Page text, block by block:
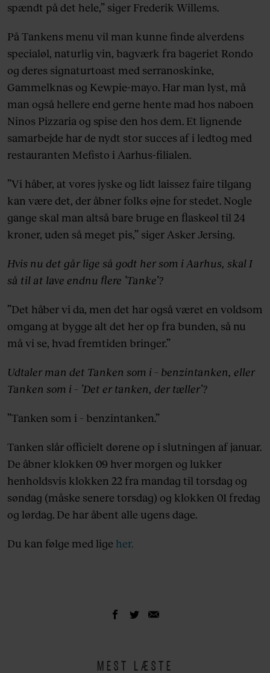
spændt på det hele,” siger Frederik Willems.
På Tankens menu vil man kunne finde alverdens
specialøl, naturlig vin, bagværk fra bageriet Rondo
og deres signaturtoast med serranoskinke,
Gammelknas og Kewpie-mayo. Har man lyst, må
man også hellere end gerne hente mad hos naboen
Ninos Pizzaria og spise den hos dem. Et lignende
samarbejde har de nydt stor succes af i ledtog med
restauranten Mefisto i Aarhus-filialen.
”Vi håber, at vores jyske og lidt laissez faire tilgang
kan være det, der åbner folks øjne for stedet. Nogle
gange skal man altså bare bruge en flaskeøl til 24
kroner, uden så meget pis,” siger Asker Jersing.
Hvis nu det går lige så godt her som i Aarhus, skal I
så til at lave endnu flere ’Tanke’?
”Det håber vi da, men det har også været en voldsom
omgang at bygge alt det her op fra bunden, så nu
må vi se, hvad fremtiden bringer.”
Udtaler man det Tanken som i – benzintanken, eller
Tanken som i – ’Det er tanken, der tæller’?
”Tanken som i – benzintanken.”
Tanken slår officielt dørene op i slutningen af januar.
De åbner klokken 09 hver morgen og lukker
henholdsvis klokken 22 fra mandag til torsdag og
søndag (måske senere torsdag) og klokken 01 fredag
og lørdag. De har åbent alle ugens dage.
Du kan følge med lige her.
MEST LÆSTE